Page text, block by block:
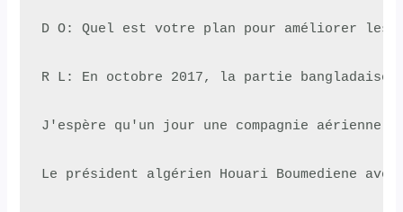
D O: Quel est votre plan pour améliorer
R L: En octobre 2017, la partie
J'espère qu'un jour une compagnie
Le président algérien Houari Boumediene avec